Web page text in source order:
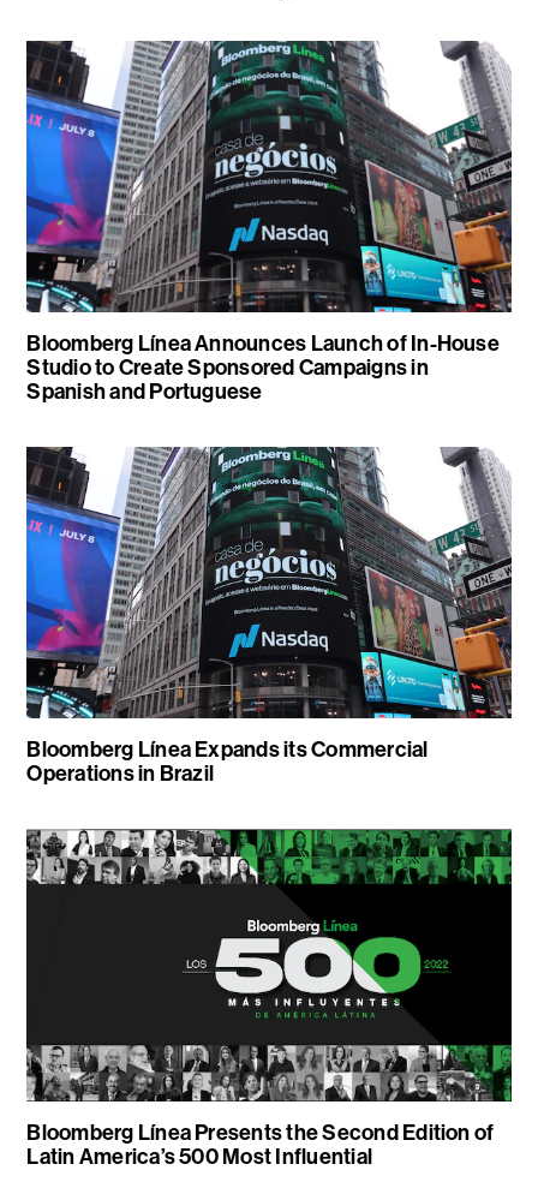
Bloomberg Línea Announces Launch of In-House
Studio to Create Sponsored Campaigns in
Spanish and Portuguese
Bloomberg Línea Expands its Commercial
Operations in Brazil
Bloomberg Línea Presents the Second Edition of
Latin America’s 500 Most Influential